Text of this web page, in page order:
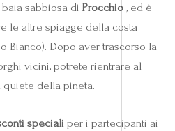
sabbiosa di Procchio , ed è
le altre spiagge della costa
Bianco). Dopo aver trascorso la
vicini, potrete rientrare al
quiete della pineta.
speciali per i partecipanti ai